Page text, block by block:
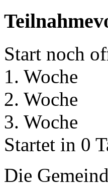
Start noch
1. Woche
2. Woche
3. Woche
Startet in 0
Die